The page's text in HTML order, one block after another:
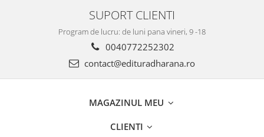
SUPORT CLIENTI
Program de lucru: de luni pana vineri, 9 -18
0040772252302
contact@edituradharana.ro
MAGAZINUL MEU
CLIENTI